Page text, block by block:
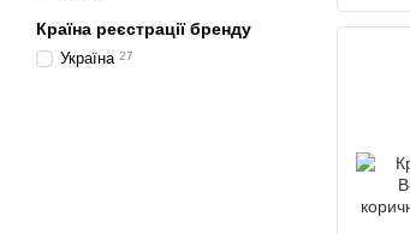
Країна реєстрації бренду
Україна 27